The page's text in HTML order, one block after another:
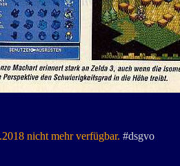
nicht mehr verfügbar. #dsgvo